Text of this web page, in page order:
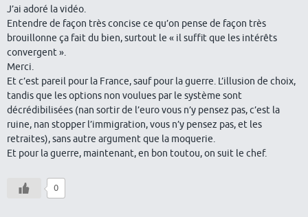
J’ai adoré la vidéo.
Entendre de façon très concise ce qu’on pense de façon très
brouillonne ça fait du bien, surtout le « il suffit que les intérêts
convergent ».
Merci.
Et c’est pareil pour la France, sauf pour la guerre. L’illusion de choix,
tandis que les options non voulues par le système sont
décrédibilisées (nan sortir de l’euro vous n’y pensez pas, c’est la
ruine, nan stopper l’immigration, vous n’y pensez pas, et les
retraites), sans autre argument que la moquerie.
Et pour la guerre, maintenant, en bon toutou, on suit le chef.
0